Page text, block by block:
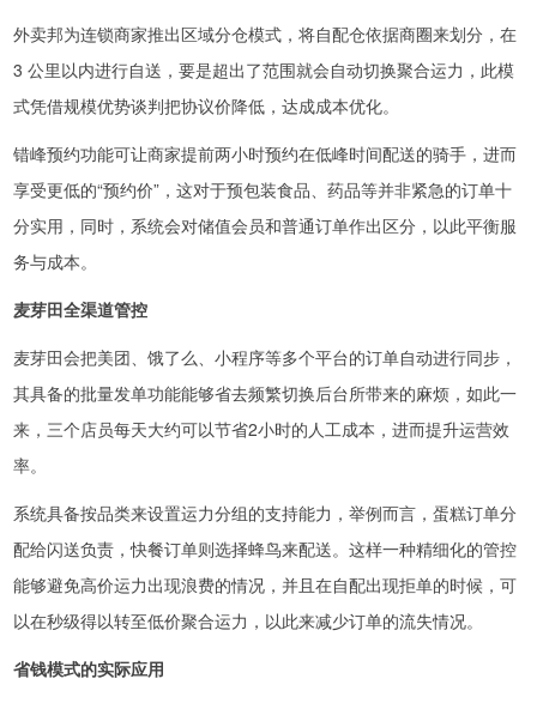
外卖邦为连锁商家推出区域分仓模式，将自配仓依据商圈来划分，在
3 公里以内进行自送，要是超出了范围就会自动切换聚合运力，此模
式凭借规模优势谈判把协议价降低，达成成本优化。
错峰预约功能可让商家提前两小时预约在低峰时间配送的骑手，进而
享受更低的“预约价”，这对于预包装食品、药品等并非紧急的订单十
分实用，同时，系统会对储值会员和普通订单作出区分，以此平衡服
务与成本。
麦芽田全渠道管控
麦芽田会把美团、饿了么、小程序等多个平台的订单自动进行同步，
其具备的批量发单功能能够省去频繁切换后台所带来的麻烦，如此一
来，三个店员每天大约可以节省2小时的人工成本，进而提升运营效
率。
系统具备按品类来设置运力分组的支持能力，举例而言，蛋糕订单分
配给闪送负责，快餐订单则选择蜂鸟来配送。这样一种精细化的管控
能够避免高价运力出现浪费的情况，并且在自配出现拒单的时候，可
以在秒级得以转至低价聚合运力，以此来减少订单的流失情况。
省钱模式的实际应用